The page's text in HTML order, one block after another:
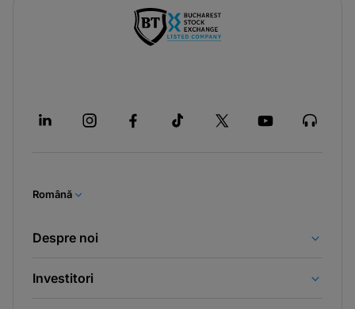
Română
Despre noi
Investitori